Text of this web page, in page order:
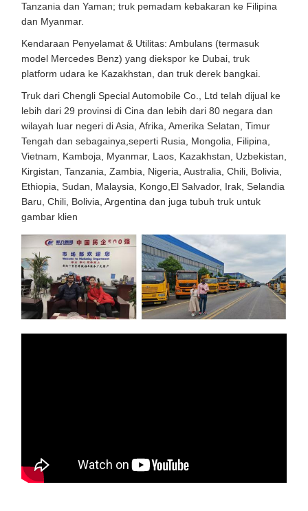
Tanzania dan Yaman; truk pemadam kebakaran ke Filipina
dan Myanmar.
Kendaraan Penyelamat & Utilitas: Ambulans (termasuk
model Mercedes Benz) yang diekspor ke Dubai, truk
platform udara ke Kazakhstan, dan truk derek bangkai.
Truk dari Chengli Special Automobile Co., Ltd telah dijual ke
lebih dari 29 provinsi di Cina dan lebih dari 80 negara dan
wilayah luar negeri di Asia, Afrika, Amerika Selatan, Timur
Tengah dan sebagainya,seperti Rusia, Mongolia, Filipina,
Vietnam, Kamboja, Myanmar, Laos, Kazakhstan, Uzbekistan,
Kirgistan, Tanzania, Zambia, Nigeria, Australia, Chili, Bolivia,
Ethiopia, Sudan, Malaysia, Kongo,El Salvador, Irak, Selandia
Baru, Chili, Bolivia, Argentina dan juga tubuh truk untuk
gambar klien